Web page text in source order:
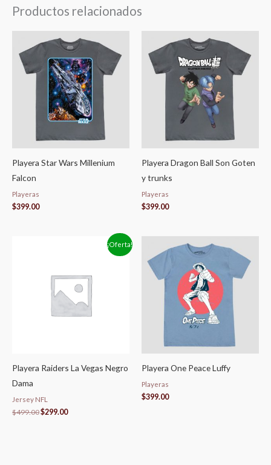
Productos relacionados
Playera Star Wars Millenium
Falcon
Playeras
$399.00
Playera Dragon Ball Son Goten
y trunks
Playeras
$399.00
¡Oferta!
Playera Raiders La Vegas Negro
Dama
Jersey NFL
$499.00
$499.00.
$299.00
$299.00.
Playera One Peace Luffy
Playeras
$399.00